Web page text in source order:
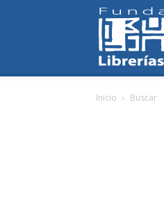
Inicio Buscar